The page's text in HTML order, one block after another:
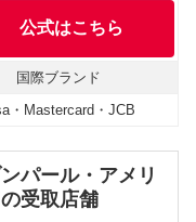
公式はこちら
国際ブランド
・Mastercard・JCB
パール・アメリ
受取店舗